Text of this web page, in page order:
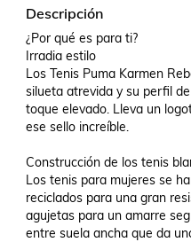
Descripción
¿Por qué es para ti?
Irradia estilo
Los Tenis Puma Karmen
silueta atrevida y su perfil
toque elevado. Lleva un
ese sello increíble.
Construcción de los tenis
Los tenis para mujeres se
reciclados para una gran
agujetas para un amarre
entre suela ancha que da